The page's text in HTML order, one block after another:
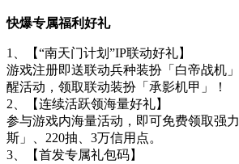
快爆专属福利好礼
1、【“南天门计划”IP联动好礼】
游戏注册即送联动兵种装扮「白帝战机
醒活动，领取联动装扮「承影机甲」！
2、【连续活跃领海量好礼】
参与游戏内海量活动，即可免费领取强
斯」、220抽、3万信用点。
3、【首发专属礼包码】